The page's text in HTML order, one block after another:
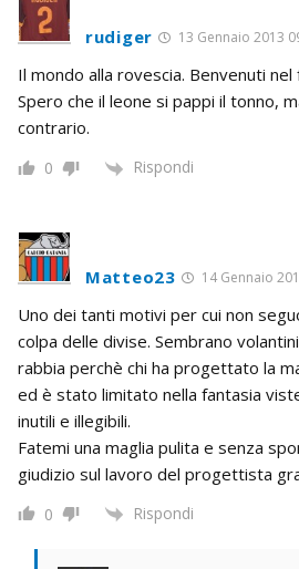
rudiger 13 Gennaio 2013
Il mondo alla rovescia. Benvenuti nel
Spero che il leone si pappi il tonno,
contrario.
0 Rispondi
Matteo23 14 Gennaio
Uno dei tanti motivi per cui non
colpa delle divise. Sembrano
rabbia perchè chi ha progettato la
ed è stato limitato nella fantasia
inutili e illegibili.
Fatemi una maglia pulita e senza
giudizio sul lavoro del progettista
0 Rispondi